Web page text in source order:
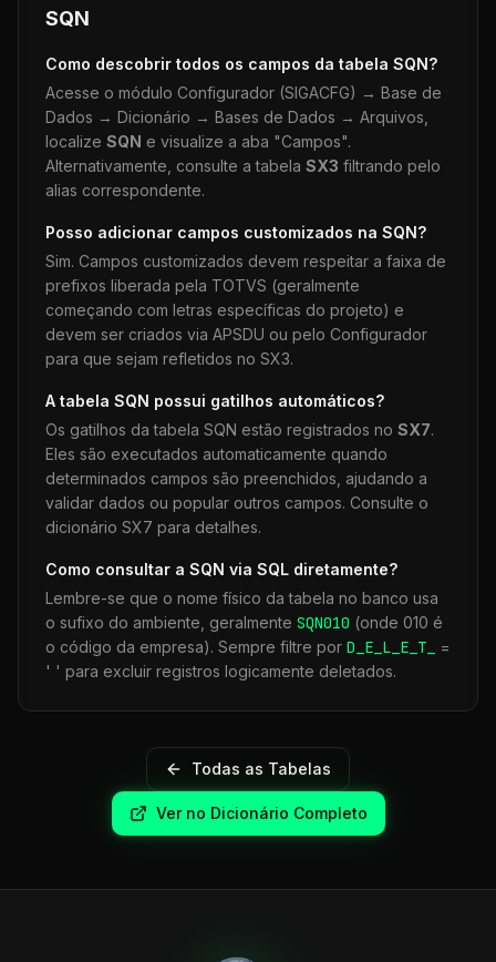
SQN
Como descobrir todos os campos da tabela SQN?
Acesse o módulo Configurador (SIGACFG) → Base de
Dados → Dicionário → Bases de Dados → Arquivos,
localize SQN e visualize a aba "Campos".
Alternativamente, consulte a tabela SX3 filtrando pelo
alias correspondente.
Posso adicionar campos customizados na SQN?
Sim. Campos customizados devem respeitar a faixa de
prefixos liberada pela TOTVS (geralmente
começando com letras específicas do projeto) e
devem ser criados via APSDU ou pelo Configurador
para que sejam refletidos no SX3.
A tabela SQN possui gatilhos automáticos?
Os gatilhos da tabela SQN estão registrados no SX7.
Eles são executados automaticamente quando
determinados campos são preenchidos, ajudando a
validar dados ou popular outros campos. Consulte o
dicionário SX7 para detalhes.
Como consultar a SQN via SQL diretamente?
Lembre-se que o nome físico da tabela no banco usa
o sufixo do ambiente, geralmente SQN010 (onde 010 é
o código da empresa). Sempre filtre por D_E_L_E_T_
=
' ' para excluir registros logicamente deletados.
Todas as Tabelas
Ver no Dicionário Completo